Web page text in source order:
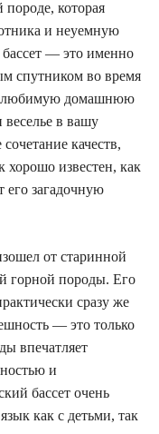
которая
и неуемную
— это именно
спутником во время
любимую домашнюю
веселье в вашу
качеств,
хорошо известен, как
его загадочную
от старинной
горной породы. Его
сразу же
— это только
впечатляет
и
бассет очень
как с детьми, так